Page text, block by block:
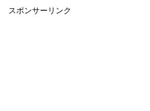
スポンサーリンク